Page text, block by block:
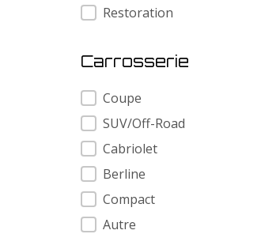
Restoration
Carrosserie
Carrosserie
Coupe
SUV/Off-Road
Cabriolet
Berline
Compact
Autre